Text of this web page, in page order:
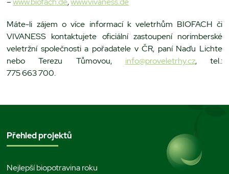
Máte-li zájem o více informací k veletrhům BIOFACH či
VIVANESS kontaktujete oficiální zastoupení norimberské
veletržní společnosti a pořadatele v ČR, paní Naďu Lichte
nebo Terezu Tůmovou, info@proveletrhy.cz, tel.:
775 663 700.
Přehled projektů
Nejlepší biopotravina roku